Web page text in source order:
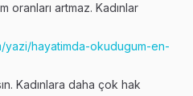
oranları artmaz. Kadınlar
yazi/hayatimda-okudugum-en-
Kadınlara daha çok hak